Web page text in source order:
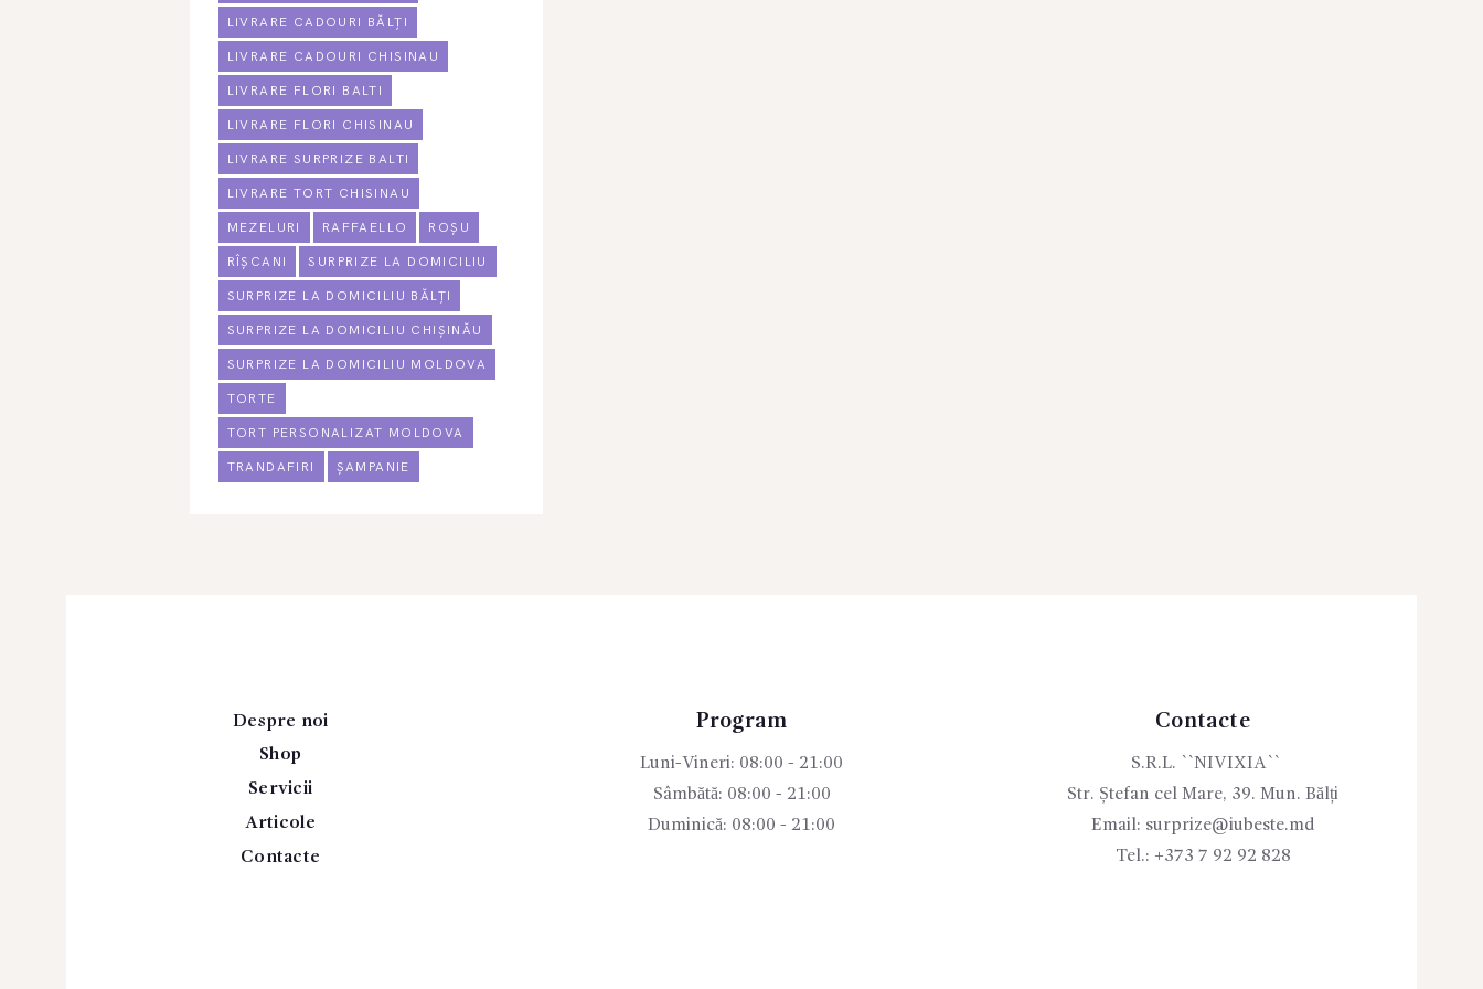
LIVRARE CADOURI BĂLȚI
LIVRARE CADOURI CHISINAU
LIVRARE FLORI BALTI
LIVRARE FLORI CHISINAU
LIVRARE SURPRIZE BALTI
LIVRARE TORT CHISINAU
MEZELURI RAFFAELLO ROȘU
RÎȘCANI SURPRIZE LA DOMICILIU
SURPRIZE LA DOMICILIU BĂLȚI
SURPRIZE LA DOMICILIU CHIȘINĂU
SURPRIZE LA DOMICILIU MOLDOVA
TORTE
TORT PERSONALIZAT MOLDOVA
TRANDAFIRI ȘAMPANIE
Despre noi
Shop
Servicii
Articole
Contacte
Program
Luni-Vineri: 08:00 - 21:00
Sâmbătă: 08:00 - 21:00
Duminică: 08:00 - 21:00
Contacte
S.R.L. ``NIVIXIA``
Str. Ștefan cel Mare, 39. Mun. Bălți
Email: surprize@iubeste.md
Tel.: +373 7 92 92 828